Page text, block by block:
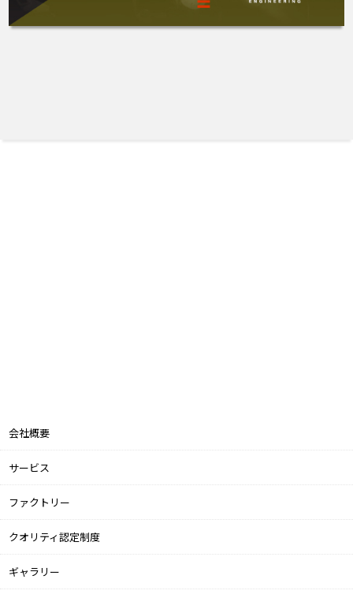
会社概要
サービス
ファクトリー
クオリティ認定制度
ギャラリー